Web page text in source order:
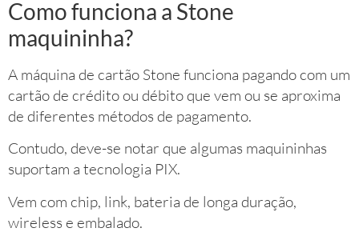
Como funciona a Stone
maquininha?
A máquina de cartão Stone funciona pagando com um
cartão de crédito ou débito que vem ou se aproxima
de diferentes métodos de pagamento.
Contudo, deve-se notar que algumas maquininhas
suportam a tecnologia PIX.
Vem com chip, link, bateria de longa duração,
wireless e embalado.